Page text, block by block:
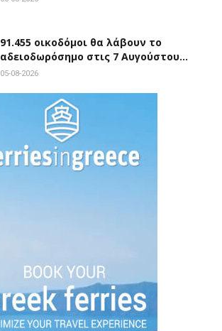
91.455 οικοδόμοι θα λάβουν το
αδειοδωρόσημο στις 7 Αυγούστου…
05-08-2026